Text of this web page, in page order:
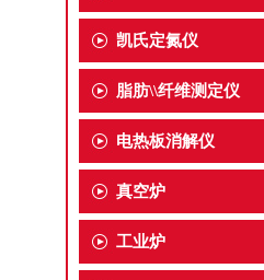
凯氏定氮仪
脂肪\\纤维测定仪
电热板消解仪
真空炉
工业炉